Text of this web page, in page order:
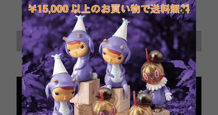
International shipping available
Sold out
日本国内にお住まいの方向け